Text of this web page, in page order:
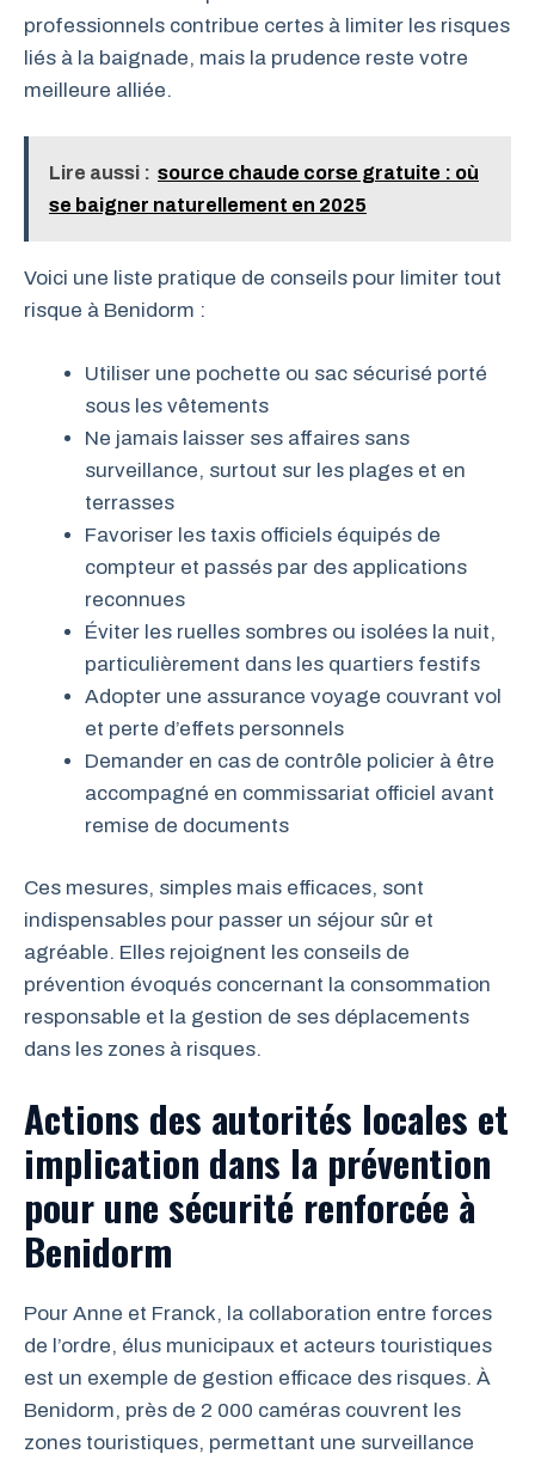
professionnels contribue certes à limiter les risques
liés à la baignade, mais la prudence reste votre
meilleure alliée.
Lire aussi : source chaude corse gratuite : où
se baigner naturellement en 2025
Voici une liste pratique de conseils pour limiter tout
risque à Benidorm :
Utiliser une pochette ou sac sécurisé porté
sous les vêtements
Ne jamais laisser ses affaires sans
surveillance, surtout sur les plages et en
terrasses
Favoriser les taxis officiels équipés de
compteur et passés par des applications
reconnues
Éviter les ruelles sombres ou isolées la nuit,
particulièrement dans les quartiers festifs
Adopter une assurance voyage couvrant vol
et perte d’effets personnels
Demander en cas de contrôle policier à être
accompagné en commissariat officiel avant
remise de documents
Ces mesures, simples mais efficaces, sont
indispensables pour passer un séjour sûr et
agréable. Elles rejoignent les conseils de
prévention évoqués concernant la consommation
responsable et la gestion de ses déplacements
dans les zones à risques.
Actions des autorités locales et
implication dans la prévention
pour une sécurité renforcée à
Benidorm
Pour Anne et Franck, la collaboration entre forces
de l’ordre, élus municipaux et acteurs touristiques
est un exemple de gestion efficace des risques. À
Benidorm, près de 2 000 caméras couvrent les
zones touristiques, permettant une surveillance